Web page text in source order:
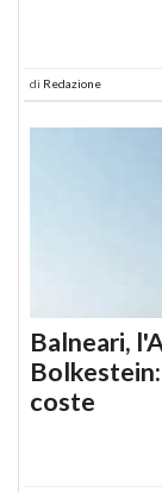
di Redazione
Balneari,
coste